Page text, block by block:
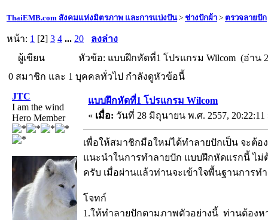
ThaiEMB.com สังคมแห่งมิตรภาพ และการแบ่งปัน> ช่างปักผ้า > ตรวจลายปัก
หน้า: 1 [2] 3 4 ... 20
ลงล่าง
ผู้เขียน
หัวข้อ: แบบฝึกหัดที่1 โปรแกรม Wilcom (อ่าน
0 สมาชิก และ 1 บุคคลทั่วไป กำลังดูหัวข้อนี้
JTC
I am the wind
Hero Member
แบบฝึกหัดที่1 โปรแกรม Wilcom
« เมื่อ: วันที่ 28 มิถุนายน พ.ศ. 2557, 20:22:11
เพื่อให้สมาชิกมือใหม่ได้ทำลายปักเป็น จะต้
แนะนำในการทำลายปัก แบบฝึกหัดแรกนี้ ไม่
ครับ เมื่อผ่านแล้วท่านจะเข้าใจพื้นฐานการท
โจทก์
1.ให้ทำลายปักตามภาพตัวอย่างนี้ ท่านต้องห